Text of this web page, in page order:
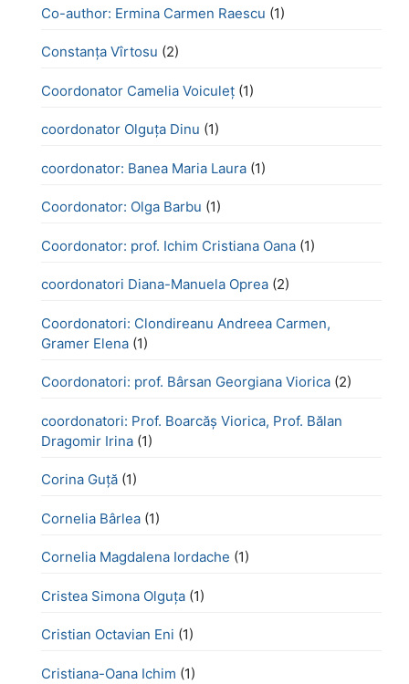
Co-author: Ermina Carmen Raescu (1)
Constanța Vîrtosu (2)
Coordonator Camelia Voiculeț (1)
coordonator Olguța Dinu (1)
coordonator: Banea Maria Laura (1)
Coordonator: Olga Barbu (1)
Coordonator: prof. Ichim Cristiana Oana (1)
coordonatori Diana-Manuela Oprea (2)
Coordonatori: Clondireanu Andreea Carmen,
Gramer Elena (1)
Coordonatori: prof. Bârsan Georgiana Viorica (2)
coordonatori: Prof. Boarcăș Viorica, Prof. Bălan
Dragomir Irina (1)
Corina Guță (1)
Cornelia Bârlea (1)
Cornelia Magdalena Iordache (1)
Cristea Simona Olguța (1)
Cristian Octavian Eni (1)
Cristiana-Oana Ichim (1)